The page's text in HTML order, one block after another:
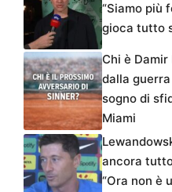
“Siamo più
gioca tutto
Chi è Damir
dalla
sogno di
Miami
ancora
“Ora non è